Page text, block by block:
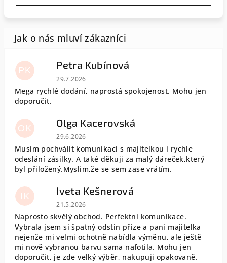
PK Petra Kubínová
Hodnocení obchodu je 5 z 5 hvězdiček.
29.7.2026
Mega rychlé dodání, naprostá spokojenost. Mohu jen
doporučit.
OK Olga Kacerovská
Hodnocení obchodu je 5 z 5 hvězdiček.
29.6.2026
Musím pochválit komunikaci s majitelkou i rychle
odeslání zásilky. A také děkuji za malý dáreček,který
byl přiložený.Myslim,že se sem zase vrátím.
IK Iveta Kešnerová
Hodnocení obchodu je 5 z 5 hvězdiček.
21.5.2026
Naprosto skvělý obchod. Perfektní komunikace.
Vybrala jsem si špatný odstín příze a paní majitelka
nejenže mi velmi ochotně nabídla výměnu, ale ještě
mi nově vybranou barvu sama nafotila. Mohu jen
doporučit, je zde velký výběr, nakupuji opakovaně.